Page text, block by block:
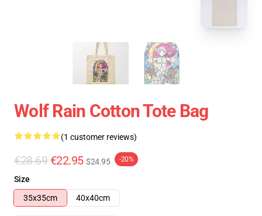
Wolf Rain Cotton Tote Bag
(1 customer reviews)
€28.69 €22.95 $24.95 -20%
Size
35x35cm
40x40cm